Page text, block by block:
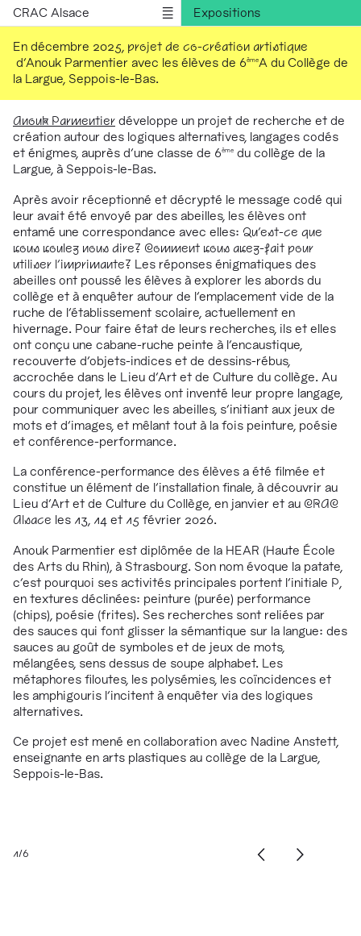
CRAC Alsace
Expositions
Médiations
Résidences
Publications
Informations
English version
En décembre 2025, projet de co-création artistique
d’Anouk Parmentier avec les élèves de 6èmeA du Collège de
la Largue, Seppois-le-Bas.
Anouk Parmentier développe un projet de recherche et de
création autour des logiques alternatives, langages codés
et énigmes, auprès d'une classe de 6ème du collège de la
Largue, à Seppois-le-Bas.
Après avoir réceptionné et décrypté le message codé qui
leur avait été envoyé par des abeilles, les élèves ont
entamé une correspondance avec elles: Qu’est-ce que
vous voulez nous dire? Comment vous avez-fait pour
utiliser l’imprimante? Les réponses énigmatiques des
abeilles ont poussé les élèves à explorer les abords du
collège et à enquêter autour de l’emplacement vide de la
ruche de l’établissement scolaire, actuellement en
hivernage. Pour faire état de leurs recherches, ils et elles
ont conçu une cabane-ruche peinte à l’encaustique,
recouverte d’objets-indices et de dessins-rébus,
accrochée dans le Lieu d’Art et de Culture du collège. Au
cours du projet, les élèves ont inventé leur propre langage,
pour communiquer avec les abeilles, s’initiant aux jeux de
mots et d’images, et mêlant tout à la fois peinture, poésie
et conférence-performance.
La conférence-performance des élèves a été filmée et
constitue un élément de l’installation finale, à découvrir au
Lieu d’Art et de Culture du Collège, en janvier et au CRAC
Alsace les 13, 14 et 15 février 2026.
Anouk Parmentier est diplômée de la HEAR (Haute École
des Arts du Rhin), à Strasbourg. Son nom évoque la patate,
c’est pourquoi ses activités principales portent l’initiale P
en textures déclinées: peinture (purée) performance
(chips), poésie (frites). Ses recherches sont reliées par
des sauces qui font glisser la sémantique sur la langue: des
sauces au goût de symboles et de jeux de mots,
mélangées, sens dessus de soupe alphabet. Les
métaphores filoutes, les polysémies, les coïncidences et
les amphigouris l’incitent à enquêter via des logiques
alternatives.
Ce projet est mené en collaboration avec Nadine Anstett,
enseignante en arts plastiques au collège de la Largue,
Seppois-le-Bas.
1/6